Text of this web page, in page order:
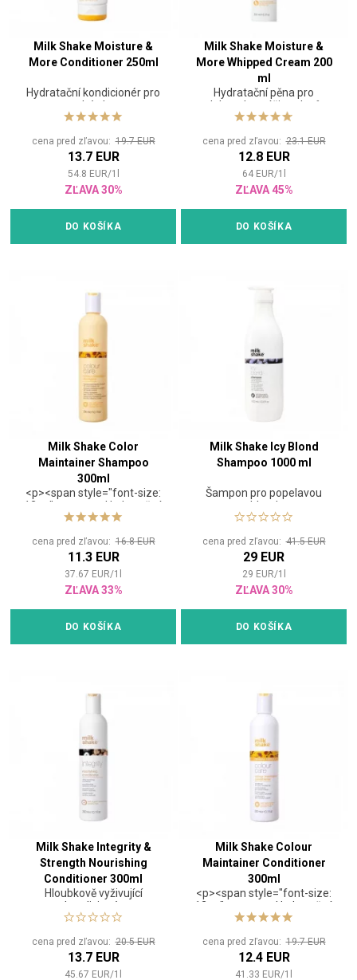
Milk Shake Moisture &
More Conditioner 250ml
Hydratační kondicionér pro
suché vlasy
cena pred zľavou:19.7 EUR
13.7 EUR
54.8 EUR/1
ZĽAVA 30%
DO KOŠÍKA
Milk Shake Moisture &
More Whipped Cream 200
ml
Hydratační pěna pro
dokonalou výživu vlasů
cena pred zľavou:23.1 EUR
12.8 EUR
64 EUR/1
ZĽAVA 45%
DO KOŠÍKA
Milk Shake Color
Maintainer Shampoo
300ml
<p><span style="font-size:
12pt;"><strong>Hydratačný
ochranný šampón na
</span> <html><p><span
style="font-size:
12pt;">Jemne čistiaci
šampón, ktorý udržuje
vitalitu farbených vlasov a
predlžuje životnosť farby.
</span> Obsahuje mliečne
proteíny, ktoré hĺbkovo
reštrukturalizujú vlasy a
cena pred zľavou:16.8 EUR
11.3 EUR
37.67 EUR/1
ZĽAVA 33%
DO KOŠÍKA
Milk Shake Icy Blond
Shampoo 1000 ml
Šampon pro popelavou
blond
cena pred zľavou:41.5 EUR
29 EUR
29 EUR/1
ZĽAVA 30%
DO KOŠÍKA
Milk Shake Integrity &
Strength Nourishing
Conditioner 300ml
Hloubkově vyživující
kondicionér
cena pred zľavou:20.5 EUR
13.7 EUR
45.67 EUR/1
Milk Shake Colour
Maintainer Conditioner
300ml
<p><span style="font-size:
12pt;"><strong>Hydratačný
ochranný kondicionér na
</span> <html><p><span
style="font-size:
12pt;">Mliečne proteíny
cena pred zľavou:19.7 EUR
12.4 EUR
41.33 EUR/1